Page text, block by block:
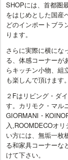
SHOPには、首都圏
をはじめとした国産
どのインポートブラ
ります。
さらに実際に横にな
る、体感コーナーが
らキッチン小物、組
も楽しんで頂けます。
２Fはリビング・ダ
す。カリモク・マル
GIORMANI・
入,ROOMDECOオ
い方には、無垢一枚
る和家具コーナーな
けて下さい。